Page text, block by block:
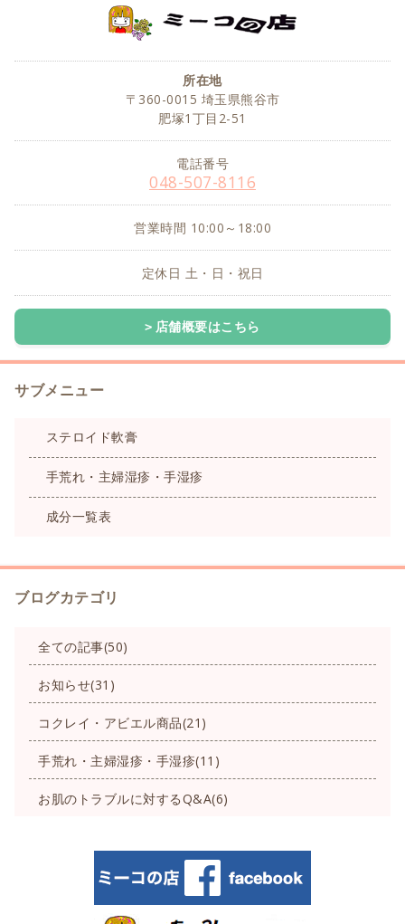
所在地
〒360-0015 埼玉県熊谷市
肥塚1丁目2-51
電話番号
048-507-8116
営業時間 10:00～18:00
定休日 土・日・祝日
店舗概要はこちら
サブメニュー
ステロイド軟膏
手荒れ・主婦湿疹・手湿疹
成分一覧表
ブログカテゴリ
全ての記事(50)
お知らせ(31)
コクレイ・アビエル商品(21)
手荒れ・主婦湿疹・手湿疹(11)
お肌のトラブルに対するQ&A(6)